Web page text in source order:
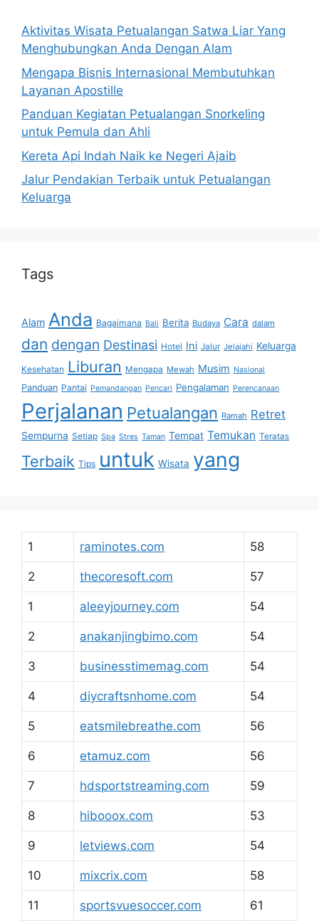
Aktivitas Wisata Petualangan Satwa Liar Yang
Menghubungkan Anda Dengan Alam
Mengapa Bisnis Internasional Membutuhkan
Layanan Apostille
Panduan Kegiatan Petualangan Snorkeling
untuk Pemula dan Ahli
Kereta Api Indah Naik ke Negeri Ajaib
Jalur Pendakian Terbaik untuk Petualangan
Keluarga
Tags
Alam Anda Bagaimana Bali Berita Budaya Cara dalam
dan dengan Destinasi Hotel Ini Jalur Jelajahi Keluarga
Kesehatan Liburan Mengapa Mewah Musim Nasional
Panduan Pantai Pemandangan Pencari Pengalaman Perencanaan
Perjalanan Petualangan Ramah Retret
Sempurna Setiap Spa Stres Taman Tempat Temukan Teratas
Terbaik Tips untuk Wisata yang
1 raminotes.com 58
2 thecoresoft.com 57
1 aleeyjourney.com 54
2 anakanjingbimo.com 54
3 businesstimemag.com 54
4 diycraftsnhome.com 54
5 eatsmilebreathe.com 56
6 etamuz.com 56
7 hdsportstreaming.com 59
8 hibooox.com 53
9 letviews.com 54
10 mixcrix.com 58
11 sportsvuesoccer.com 61